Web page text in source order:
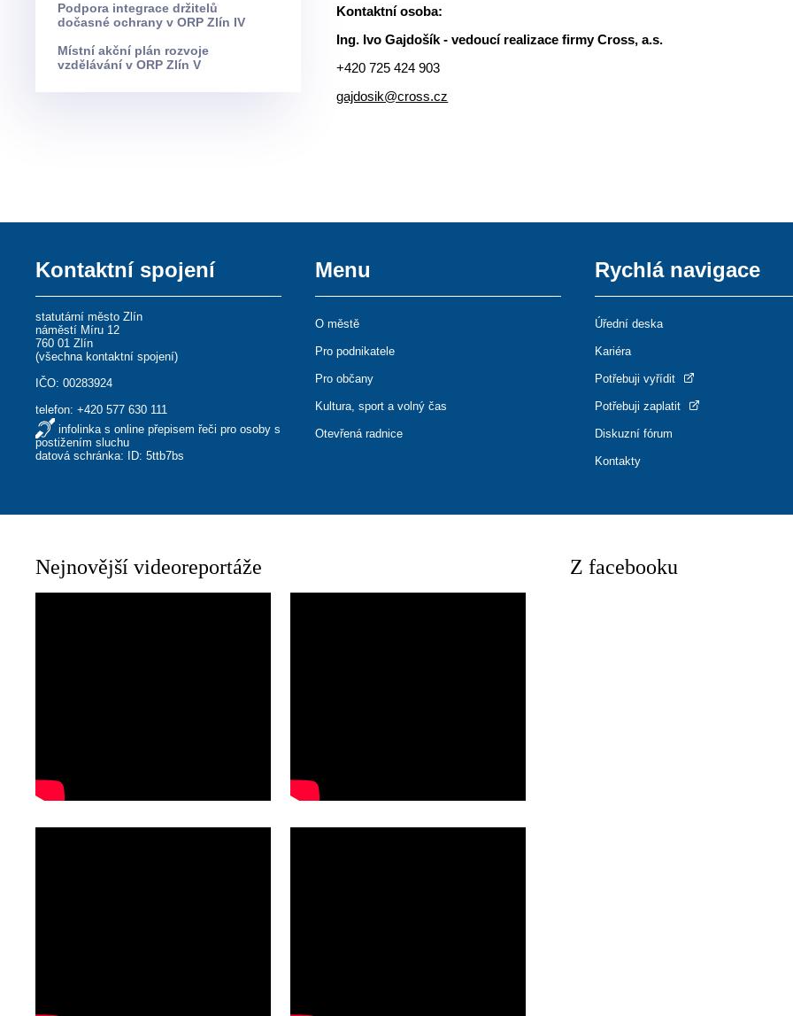
Podpora integrace držitelů
dočasné ochrany v ORP Zlín IV
Místní akční plán rozvoje
vzdělávání v ORP Zlín V
Kontaktní osoba:
Ing. Ivo Gajdošík - vedoucí realizace firmy Cross, a.s.
+420 725 424 903
gajdosik@cross.cz
Kontaktní spojení
statutární město Zlín
náměstí Míru 12
760 01 Zlín
(všechna kontaktní spojení)
IČO: 00283924
telefon:+420 577 630 111
infolinka s online přepisem řeči pro osoby s
postižením sluchu
datová schránka: ID: 5ttb7bs
Menu
O městě
Pro podnikatele
Pro občany
Kultura, sport a volný čas
Otevřená radnice
Rychlá navigace
Úřední deska
Kariéra
Potřebuji vyřídit
Potřebuji zaplatit
Diskuzní fórum
Kontakty
Nejnovější videoreportáže Z facebooku